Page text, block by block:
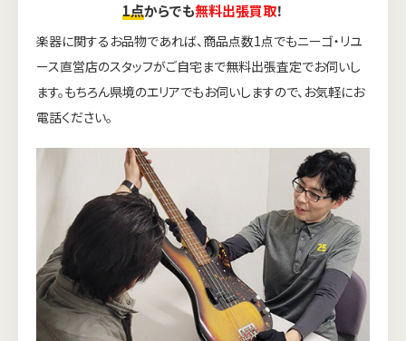
1点からでも無料出張買取！
楽器に関するお品物であれば、商品点数1点でもニーゴ・リユ
ース直営店のスタッフがご自宅まで無料出張査定でお伺いし
ます。もちろん県境のエリアでもお伺いしますので、お気軽にお
電話ください。